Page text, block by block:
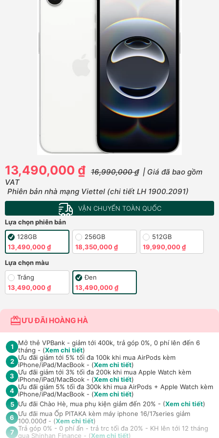
13,490,000 ₫ 16,990,000 ₫ | Giá đã bao gồm
VAT
Phiên bản nhà mạng Viettel (chi tiết LH 1900.2091)
VẬN CHUYỂN TOÀN QUỐC
Lựa chọn phiên bản
128GB
13,490,000 ₫
256GB
18,350,000 ₫
512GB
19,990,000 ₫
Lựa chọn màu
Trắng
13,490,000 ₫
Đen
13,490,000 ₫
ƯU ĐÃI HOÀNG HÀ
1
Mở thẻ VPBank - giảm tới 400k, trả góp 0%, 0 phí lên đến 6
tháng - (Xem chi tiết)
2 Ưu đãi giảm tới 5% tối đa 100k khi mua AirPods kèm
iPhone/iPad/MacBook - (Xem chi tiết)
3
Ưu đãi giảm tới 3% tối đa 200k khi mua Apple Watch kèm
iPhone/iPad/MacBook - (Xem chi tiết)
4 Ưu đãi giảm 5% tối đa 300k khi mua AirPods + Apple Watch kèm
iPhone/iPad/MacBook - (Xem chi tiết)
5 Ưu đãi Chào Hè, mua phụ kiện giảm đến 20% - (Xem chi tiết)
6
Ưu đãi mua Ốp PITAKA kèm máy iphone 16/17series giảm
100.000đ - (Xem chi tiết)
7 Trả góp 0% - 0 phí ẩn - trả trc tối đa 20% - KH lên tới 12 tháng
qua Shinhan Finance - (Xem chi tiết)